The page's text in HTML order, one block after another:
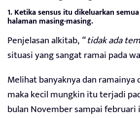
1. Ketika sensus itu dikeluarkan
halaman masing-masing.
Penjelasan alkitab,“ tidak ada
situasi yang sangat ramai pada
Melihat banyaknya dan
maka kecil mungkin itu terjadi
bulan November sampai